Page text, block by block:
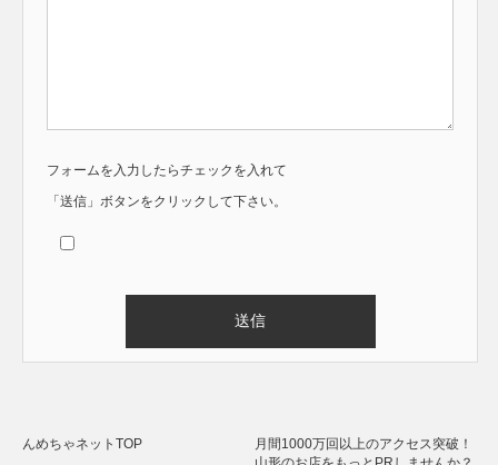
フォームを入力したらチェックを入れて
「送信」ボタンをクリックして下さい。
んめちゃネットTOP
月間1000万回以上のアクセス突破！